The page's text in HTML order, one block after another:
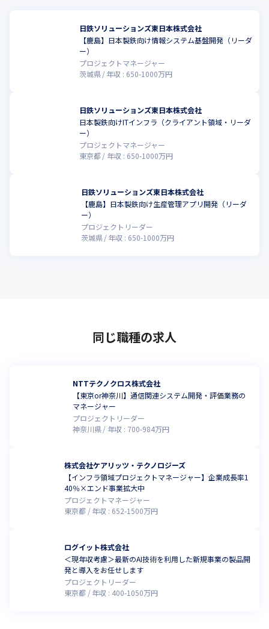
日鉄ソリューションズ東日本株式会社
【鹿島】日本製鉄向け情報システム基盤開発（リーダ
ー）
プロジェクトマネージャー
茨城県
年収 : 650-1000万円
日鉄ソリューションズ東日本株式会社
日本製鉄向けITインフラ（クライアント領域・リーダ
ー）
プロジェクトマネージャー
東京都
年収 : 650-1000万円
日鉄ソリューションズ東日本株式会社
【鹿島】日本製鉄向け生産管理アプリ開発（リーダ
ー）
プロジェクトリーダー
茨城県
年収 : 650-1000万円
同じ職種の求人
NTTテクノクロス株式会社
【東京or神奈川】通信関連システム開発・評価業務の
マネージャー
プロジェクトリーダー
神奈川県
年収 : 700-984万円
株式会社ケアリッツ・テクノロジーズ
【インフラ領域プロジェクトマネージャー】企業成長率1
40％×エンド事業拡大中
プロジェクトマネージャー
東京都
年収 : 652-1500万円
ログイット株式会社
＜現年収考慮＞最新のAI技術を利用した新規事業の製品開
発と導入をお任せします
プロジェクトリーダー
東京都
年収 : 400-1050万円